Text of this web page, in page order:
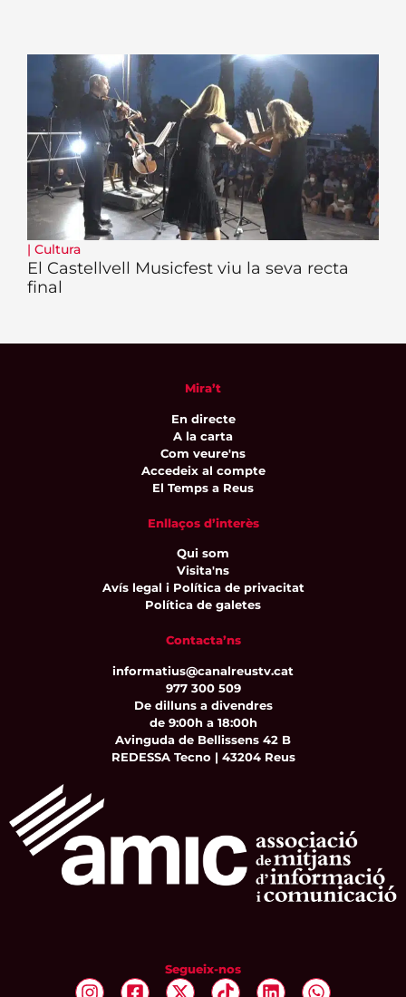
| Cultura
El Castellvell Musicfest viu la seva recta
final
Mira’t
En directe
A la carta
Com veure'ns
Accedeix al compte
El Temps a Reus
Enllaços d’interès
Qui som
Visita'ns
Avís legal i Política de privacitat
Política de galetes
Contacta’ns
informatius@canalreustv.cat
977 300 509
De dilluns a divendres
de 9:00h a 18:00h
Avinguda de Bellissens 42 B
REDESSA Tecno | 43204 Reus
Segueix-nos